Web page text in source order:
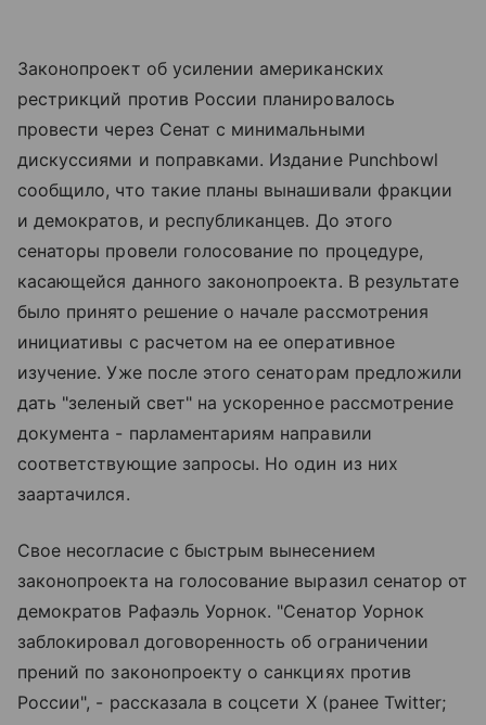
Законопроект об усилении американских
рестрикций против России планировалось
провести через Сенат с минимальными
дискуссиями и поправками. Издание Punchbowl
сообщило, что такие планы вынашивали фракции
и демократов, и республиканцев. До этого
сенаторы провели голосование по процедуре,
касающейся данного законопроекта. В результате
было принято решение о начале рассмотрения
инициативы с расчетом на ее оперативное
изучение. Уже после этого сенаторам предложили
дать "зеленый свет" на ускоренное рассмотрение
документа - парламентариям направили
соответствующие запросы. Но один из них
заартачился.
Свое несогласие с быстрым вынесением
законопроекта на голосование выразил сенатор от
демократов Рафаэль Уорнок. "Сенатор Уорнок
заблокировал договоренность об ограничении
прений по законопроекту о санкциях против
России", - рассказала в соцсети X (ранее Twitter;